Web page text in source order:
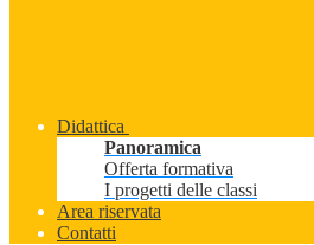
Didattica
Panoramica
Offerta formativa
I progetti delle classi
Area riservata
Contatti